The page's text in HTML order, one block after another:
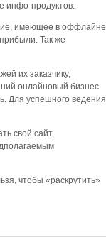
инфо-продуктов.
имеющее в оффлайне
Так же
их заказчику,
онлайновый бизнес.
Для успешного ведения
свой сайт,
чтобы «раскрутить»